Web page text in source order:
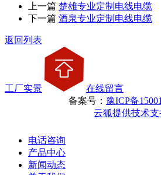
上一篇 楚雄专业定制电线电缆
下一篇 酒泉专业定制电线电缆
返回列表
工厂实景
在线留言
备案号： 豫ICP备
云狐提供技术支
电话咨询
产品中心
新闻动态